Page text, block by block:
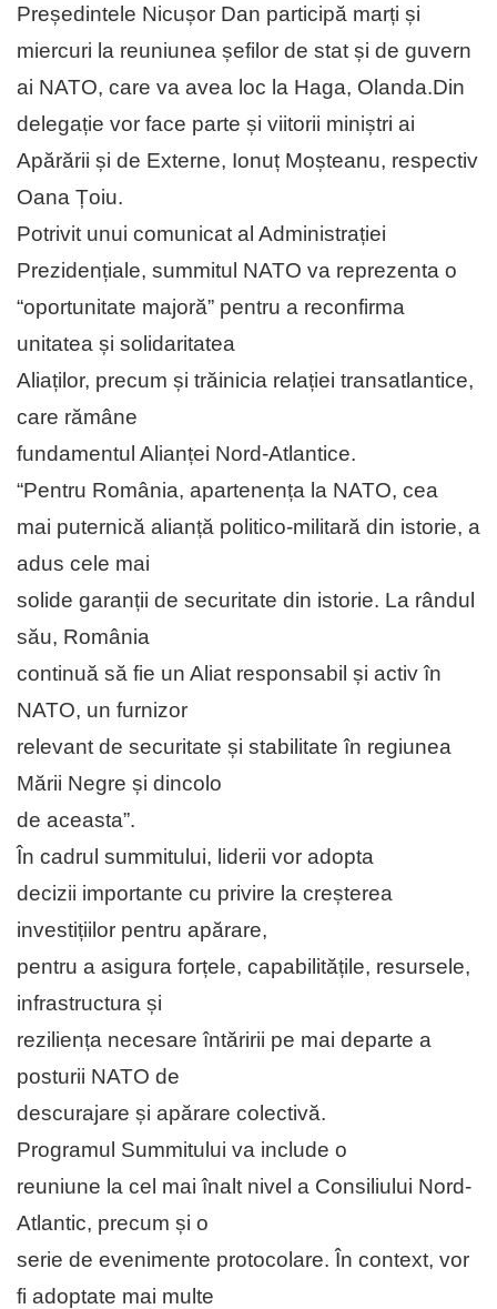
Președintele Nicușor Dan participă marți și
miercuri la reuniunea șefilor de stat și de guvern
ai NATO, care va avea loc la Haga, Olanda.Din
delegație vor face parte și viitorii miniștri ai
Apărării și de Externe, Ionuț Moșteanu, respectiv
Oana Țoiu.
Potrivit unui comunicat al Administrației
Prezidențiale, summitul NATO va reprezenta o
“oportunitate majoră” pentru a reconfirma
unitatea și solidaritatea
Aliaților, precum și trăinicia relației transatlantice,
care rămâne
fundamentul Alianței Nord-Atlantice.
“Pentru România, apartenența la NATO, cea
mai puternică alianță politico-militară din istorie, a
adus cele mai
solide garanții de securitate din istorie. La rândul
său, România
continuă să fie un Aliat responsabil și activ în
NATO, un furnizor
relevant de securitate și stabilitate în regiunea
Mării Negre și dincolo
de aceasta”.
În cadrul summitului, liderii vor adopta
decizii importante cu privire la creșterea
investițiilor pentru apărare,
pentru a asigura forțele, capabilitățile, resursele,
infrastructura și
reziliența necesare întăririi pe mai departe a
posturii NATO de
descurajare și apărare colectivă.
Programul Summitului va include o
reuniune la cel mai înalt nivel a Consiliului Nord-
Atlantic, precum și o
serie de evenimente protocolare. În context, vor
fi adoptate mai multe